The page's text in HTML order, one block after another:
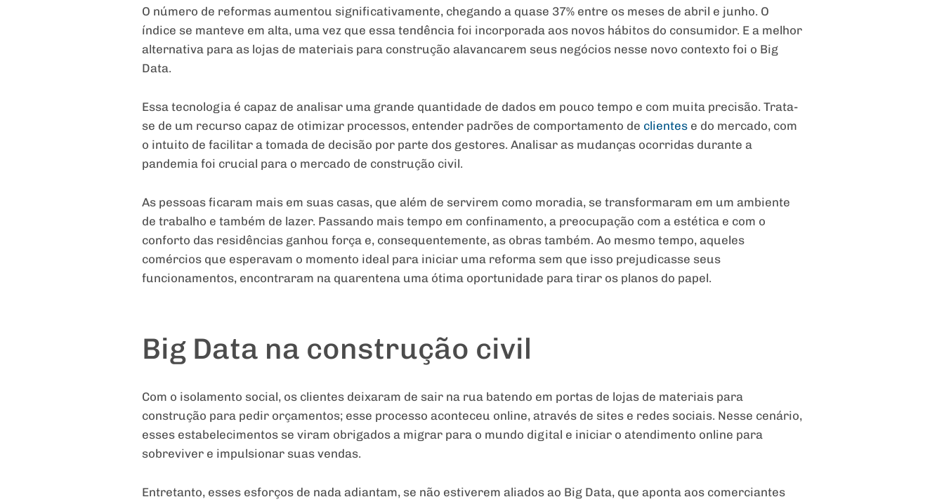
O número de reformas aumentou significativamente, chegando a quase 37% entre os meses de abril e junho. O
índice se manteve em alta, uma vez que essa tendência foi incorporada aos novos hábitos do consumidor. E a melhor
alternativa para as lojas de materiais para construção alavancarem seus negócios nesse novo contexto foi o Big
Data.
Essa tecnologia é capaz de analisar uma grande quantidade de dados em pouco tempo e com muita precisão. Trata-
se de um recurso capaz de otimizar processos, entender padrões de comportamento de clientes e do mercado, com
o intuito de facilitar a tomada de decisão por parte dos gestores. Analisar as mudanças ocorridas durante a
pandemia foi crucial para o mercado de construção civil.
As pessoas ficaram mais em suas casas, que além de servirem como moradia, se transformaram em um ambiente
de trabalho e também de lazer. Passando mais tempo em confinamento, a preocupação com a estética e com o
conforto das residências ganhou força e, consequentemente, as obras também. Ao mesmo tempo, aqueles
comércios que esperavam o momento ideal para iniciar uma reforma sem que isso prejudicasse seus
funcionamentos, encontraram na quarentena uma ótima oportunidade para tirar os planos do papel.
Big Data na construção civil
Com o isolamento social, os clientes deixaram de sair na rua batendo em portas de lojas de materiais para
construção para pedir orçamentos; esse processo aconteceu online, através de sites e redes sociais. Nesse cenário,
esses estabelecimentos se viram obrigados a migrar para o mundo digital e iniciar o atendimento online para
sobreviver e impulsionar suas vendas.
Entretanto, esses esforços de nada adiantam, se não estiverem aliados ao Big Data, que aponta aos comerciantes